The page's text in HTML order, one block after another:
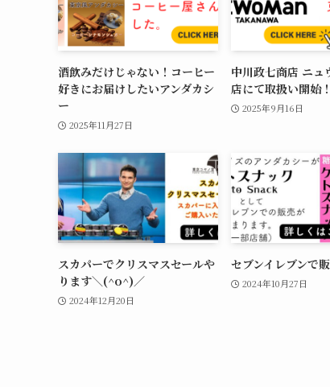
酒飲みだけじゃない！コーヒー
好きにお届けしたいアンダカシ
ー
2025年11月27日
中川政七商店 ニュ
店にて取扱い開始！
2025年9月16日
スカパーでクリスマスセールや
ります＼(^o^)／
2024年12月20日
セブンイレブンで
2024年10月27日